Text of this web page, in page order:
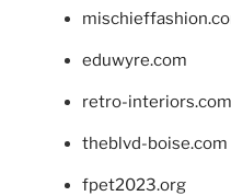
eduwyre.com
retro-interiors.com
theblvd-boise.com
fpet2023.org